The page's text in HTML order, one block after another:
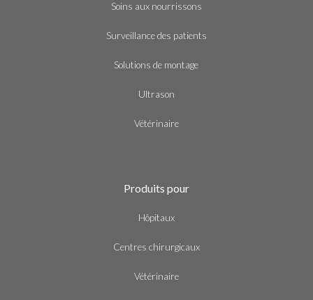
Soins aux nourrissons
Surveillance des patients
Solutions de montage
Ultrason
Vétérinaire
Produits pour
Hôpitaux
Centres chirurgicaux
Vétérinaire